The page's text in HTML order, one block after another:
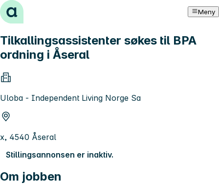
Hopp til innhold Meny
Tilkallingsassistenter søkes til BPA
ordning i Åseral
Uloba - Independent Living Norge Sa
x, 4540 Åseral
Stillingsannonsen er inaktiv.
Om jobben